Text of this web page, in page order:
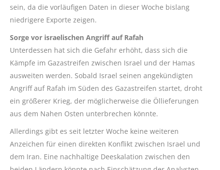
sein, da die vorläufigen Daten in dieser Woche bislang
niedrigere Exporte zeigen.
Sorge vor israelischen Angriff auf Rafah
Unterdessen hat sich die Gefahr erhöht, dass sich die
Kämpfe im Gazastreifen zwischen Israel und der Hamas
ausweiten werden. Sobald Israel seinen angekündigten
Angriff auf Rafah im Süden des Gazastreifen startet, droht
ein größerer Krieg, der möglicherweise die Öllieferungen
aus dem Nahen Osten unterbrechen könnte.
Allerdings gibt es seit letzter Woche keine weiteren
Anzeichen für einen direkten Konflikt zwischen Israel und
dem Iran. Eine nachhaltige Deeskalation zwischen den